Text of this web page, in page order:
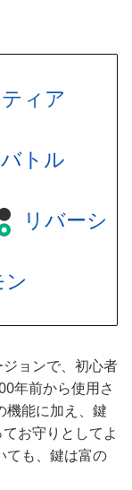
ィア
トル
リバーシ
ョンで、初心者
年前から使用さ
機能に加え、鍵
お守りとしてよ
ても、鍵は富の